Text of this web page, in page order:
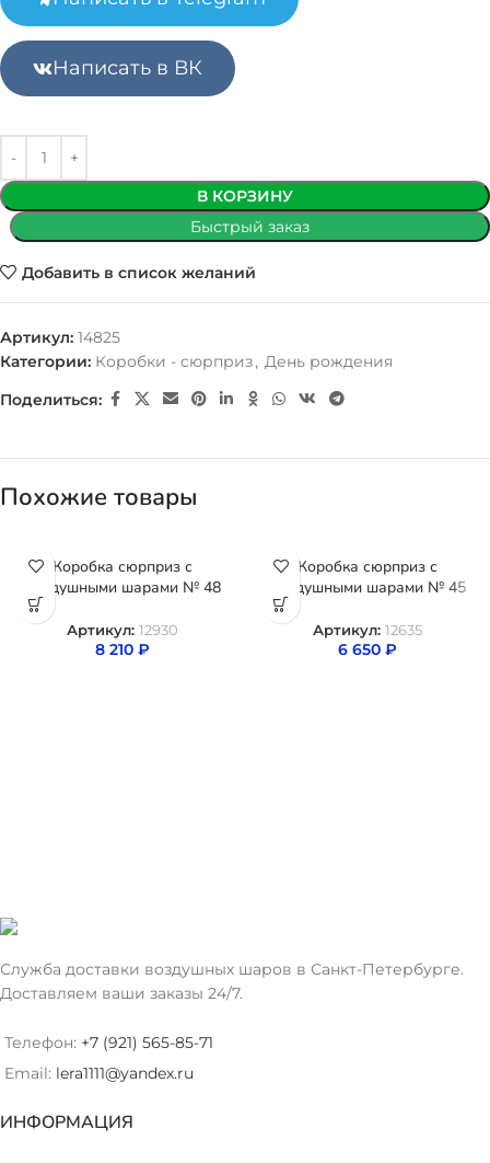
Написать в ВК
В КОРЗИНУ
Быстрый заказ
Добавить в список желаний
Артикул: 14825
Категории: Коробки - сюрприз, День рождения
Поделиться:
Похожие товары
Коробка сюрприз с
воздушными шарами № 48
Артикул: 12930
8 210 ₽
Коробка сюрприз с
воздушными шарами № 45
Артикул: 12635
6 650 ₽
Служба доставки воздушных шаров в Санкт-Петербурге.
Доставляем ваши заказы 24/7.
Телефон: +7 (921) 565-85-71
Email: lera1111@yandex.ru
ИНФОРМАЦИЯ